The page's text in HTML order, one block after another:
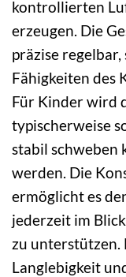
kontrollierten
erzeugen. Die
präzise regelbar,
Fähigkeiten des
Für Kinder wird
typischerweise
stabil schweben
werden. Die
ermöglicht es
jederzeit im
zu unterstützen.
Langlebigkeit